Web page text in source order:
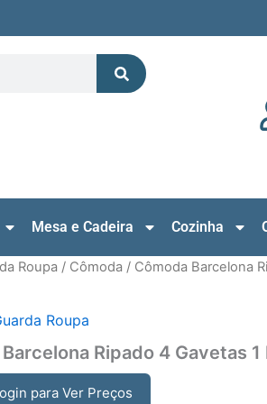
Search
Mesa e Cadeira Cozinha
Roupa / Cômoda / Cômoda Barcelona
Roupa
Ripado 4 Gavetas 1
para Ver Preços